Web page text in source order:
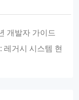
개발자 가이드
레거시 시스템 현